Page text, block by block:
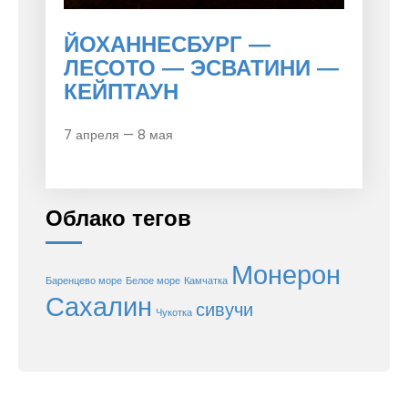
ЙОХАННЕСБУРГ —
ЛЕСОТО — ЭСВАТИНИ —
КЕЙПТАУН
7 апреля — 8 мая
Облако тегов
Баренцево море Белое море Камчатка Монерон
Сахалин Чукотка сивучи